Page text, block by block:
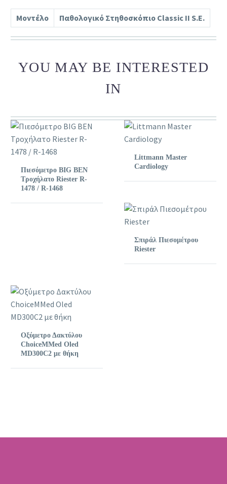
Μοντέλο Παθολογικό Στηθοσκόπιο Classic II S.E.
YOU MAY BE INTERESTED
IN
Πιεσόμετρο BIG BEN
Τροχήλατο Riester R-
1478 / R-1468
Littmann Master
Cardiology
Σπιράλ Πιεσομέτρου
Riester
Οξύμετρο Δακτύλου
ChoiceMMed Oled
MD300C2 με θήκη